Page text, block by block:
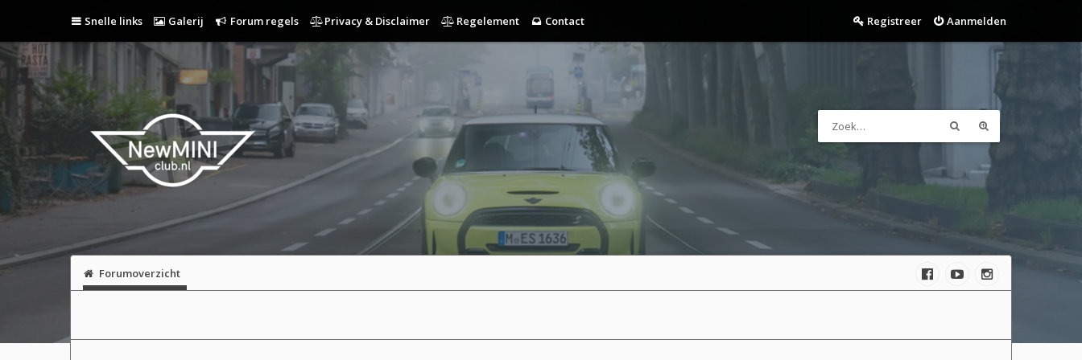
Snelle links Galerij Forum regels Privacy & Disclaimer Regelement Contact Aanmelden
Registreer
Forumoverzicht